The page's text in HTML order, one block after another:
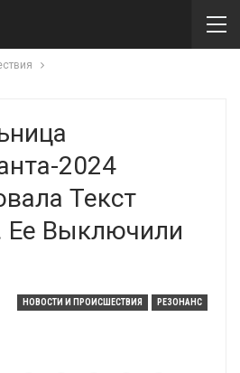
2024
Текст
Ее Выключили
НОВОСТИ И ПРОИСШЕСТВИЯ РЕЗОНАНС